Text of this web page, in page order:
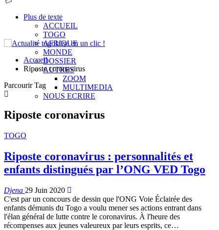
Plus de texte
ACCUEIL
TOGO
AFRIQUE
MONDE
DOSSIER
AUTRES
ZOOM
MULTIMEDIA
NOUS ECRIRE
Accueil
Riposte coronavirus
Parcourir Tag
Riposte coronavirus
TOGO
Riposte coronavirus : personnalités et
enfants distingués par l’ONG VED Togo
Djena 29 Juin 2020
C'est par un concours de dessin que l'ONG Voie Éclairée des
enfants démunis du Togo a voulu mener ses actions entrant dans
l'élan général de lutte contre le coronavirus. À l'heure des
récompenses aux jeunes valeureux par leurs esprits, ce…